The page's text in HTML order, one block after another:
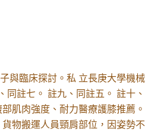
與臨床探討。私 立長庚大學機械
同註七。 註九、同註五。 註十、
肌肉強度、耐力醫療護膝推薦。
物搬運人員頸肩部位，因姿勢不